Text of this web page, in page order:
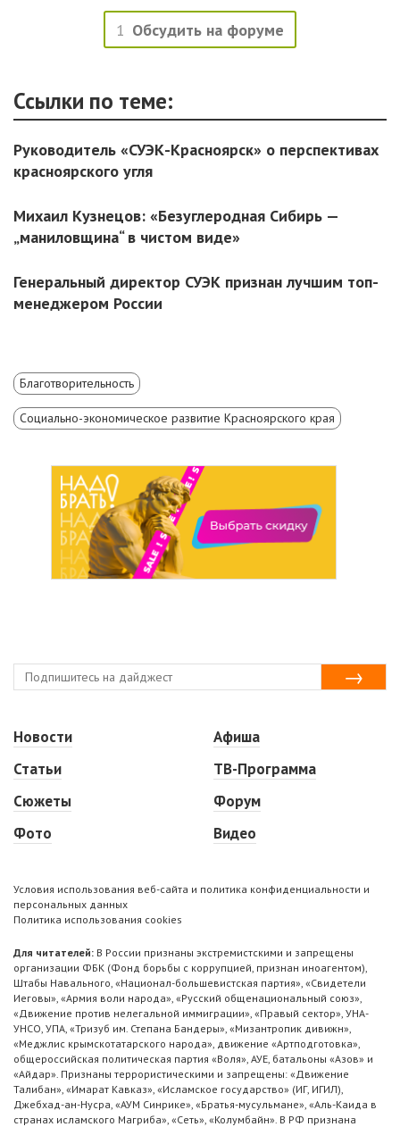
1 Обсудить на форуме
Ссылки по теме:
Руководитель «СУЭК-Красноярск» о перспективах
красноярского угля
Михаил Кузнецов: «Безуглеродная Сибирь —
„маниловщина“ в чистом виде»
Генеральный директор СУЭК признан лучшим топ-
менеджером России
Благотворительность
Социально-экономическое развитие Красноярского края
Новости
Статьи
Сюжеты
Фото
Афиша
ТВ-Программа
Форум
Видео
Условия использования веб-сайта и политика конфиденциальности и
персональных данных
Политика использования cookies
Для читателей: В России признаны экстремистскими и запрещены
организации ФБК (Фонд борьбы с коррупцией, признан иноагентом),
Штабы Навального, «Национал-большевистская партия», «Свидетели
Иеговы», «Армия воли народа», «Русский общенациональный союз»,
«Движение против нелегальной иммиграции», «Правый сектор», УНА-
УНСО, УПА, «Тризуб им. Степана Бандеры», «Мизантропик дивижн»,
«Меджлис крымскотатарского народа», движение «Артподготовка»,
общероссийская политическая партия «Воля», АУЕ, батальоны «Азов» и
«Айдар». Признаны террористическими и запрещены: «Движение
Талибан», «Имарат Кавказ», «Исламское государство» (ИГ, ИГИЛ),
Джебхад-ан-Нусра, «АУМ Синрике», «Братья-мусульмане», «Аль-Каида в
странах исламского Магриба», «Сеть», «Колумбайн». В РФ признана